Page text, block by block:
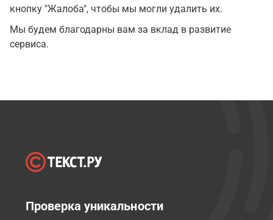
кнопку "Жалоба", чтобы мы могли удалить их.
Мы будем благодарны вам за вклад в развитие
сервиса.
Проверка уникальности